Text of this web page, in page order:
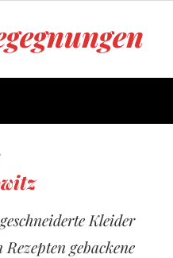
Kleider
gebackene